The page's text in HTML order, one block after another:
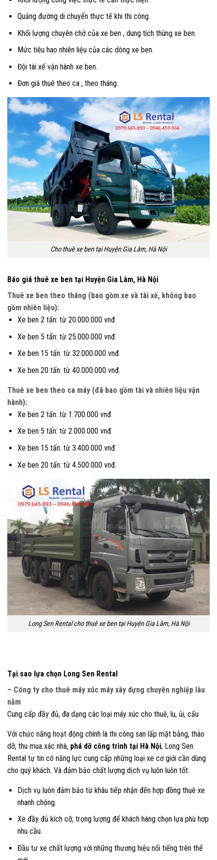
Quảng đường di chuyển thực tế khi thi công.
Khối lượng chuyên chở của xe ben , dung tích thùng xe ben.
Mức tiêu hao nhiên liệu của các dòng xe ben.
Đội tài xế vận hành xe ben.
Đơn giá thuê theo ca , theo tháng.
Cho thuê xe ben tại Huyện Gia Lâm, Hà Nội
Báo giá thuê xe ben tại Huyện Gia Lâm, Hà Nội
Thuê xe ben theo tháng (bao gồm xe và tài xế, không bao
gồm nhiên liệu):
Xe ben 2 tấn: từ 20.000.000 vnđ.
Xe ben 5 tấn: từ 25.000.000 vnđ.
Xe ben 15 tấn: từ 32.000.000 vnđ.
Xe ben 20 tấn: từ 40.000.000 vnđ.
Thuê xe ben theo ca máy (đã bao gồm tài và nhiên liệu vận
hành):
Xe ben 2 tấn: từ 1.700.000 vnđ.
Xe ben 5 tấn: từ 2.000.000 vnđ.
Xe ben 15 tấn: từ 3.400.000 vnđ.
Xe ben 20 tấn: từ 4.500.000 vnđ.
Long Sen Rental cho thuê xe ben tại Huyện Gia Lâm, Hà Nội
Tại sao lựa chọn Long Sen Rental
– Công ty cho thuê máy xúc máy xây dựng chuyên nghiệp lâu
năm
Cung cấp đầy đủ, đa dạng các loại máy xúc cho thuê, lu, ủi, cẩu
Với chức năng hoạt động chính là thi công san lấp mặt bằng, tháo
dỡ, thu mua xác nhà, phá dỡ công trình tại Hà Nội, Long Sen
Rental tự tin có năng lực cung cấp những loại xe cơ giới cần dùng
cho quý khách. Và đảm bảo chất lượng dịch vụ luôn luôn tốt:
Dịch vụ luôn đảm bảo từ khâu tiếp nhận đến hợp đồng thuê xe
nhanh chóng.
Xe đầy đủ kích cỡ, trọng lượng để khách hàng chọn lựa phù hợp
nhu cầu.
Đầu tư xe chất lượng với những thương hiệu nổi tiếng trên thế